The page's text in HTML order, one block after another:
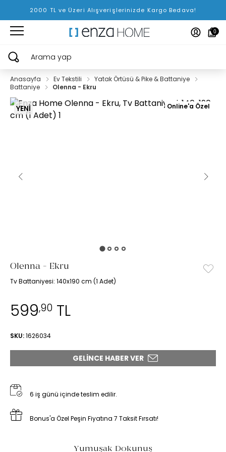
2000 TL ve Üzeri Alışverişlerinizde Kargo Bedava!
0
Arama yap
Anasayfa Ev Tekstili
Yatak Örtüsü & Pike & Battaniye
Battaniye
Olenna - Ekru
YENİ Online'a Özel
Olenna - Ekru
Tv Battaniyesi: 140x190 cm (1 Adet)
599,90 TL
SKU:1626034
GELINCE HABER VER
6 iş günü içinde teslim edilir.
Bonus'a Özel Peşin Fiyatına 7 Taksit Fırsatı!
Yumuşak Dokunuş